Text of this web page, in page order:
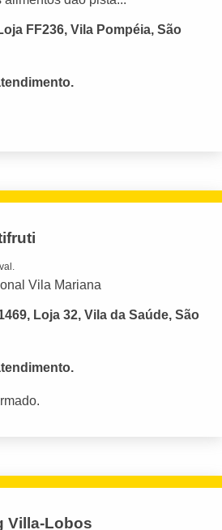
FF236, Vila Pompéia, São
Vila Mariana
Loja 32, Vila da Saúde, São
Villa-Lobos